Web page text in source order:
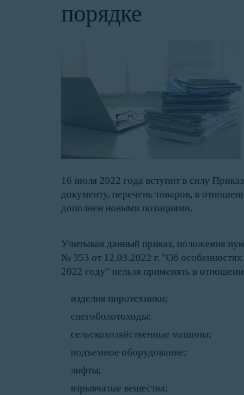
порядке
16 июля 2022 года вступит в силу
документу, перечень товаров, в
дополнен новыми позициями.
Учитывая данный приказ, положения
№ 353 от 12.03.2022 г. "Об
2022 году" нельзя применять в
изделия пиротехники;
снегоболотоходы;
сельскохозяйственные машины;
подъемное оборудование;
лифты;
взрывчатые вещества;